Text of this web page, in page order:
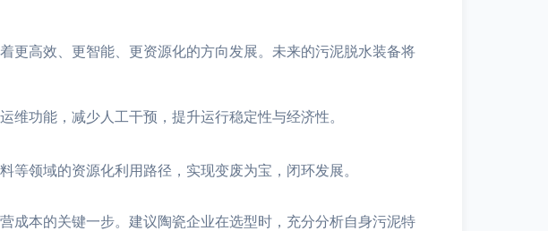
更高效、更智能、更资源化的方向发展。未来的污泥脱水装备将
功能，减少人工干预，提升运行稳定性与经济性。
领域的资源化利用路径，实现变废为宝，闭环发展。
成本的关键一步。建议陶瓷企业在选型时，充分分析自身污泥特